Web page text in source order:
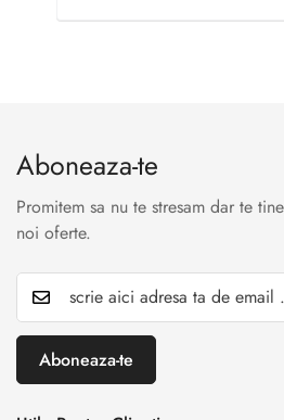
Aboneaza-te
Promitem sa nu te stresam dar te
noi oferte.
Aboneaza-te